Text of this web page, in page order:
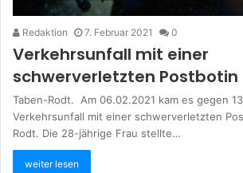
Redaktion 7. Februar 2021 0
Verkehrsunfall mit einer
schwerverletzten Postbotin
Taben-Rodt. Am 06.02.2021 kam es gegen
Verkehrsunfall mit einer schwerverletzten
Rodt. Die 28-jährige Frau stellte…
weiter lesen